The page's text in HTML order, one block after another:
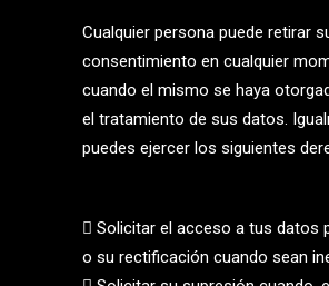
Cualquier persona puede retirar
consentimiento en cualquier
cuando el mismo se haya
el tratamiento de sus datos.
puedes ejercer los siguientes
 Solicitar el acceso a tus datos
o su rectificación cuando sean